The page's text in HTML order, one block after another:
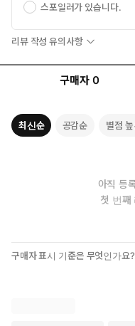
스포일러가 있습니다.
리뷰 작성 유의사항
구매자 0
최신순 공감순 별점
아직 등
첫 번째
구매자 표시 기준은 무엇인가요?